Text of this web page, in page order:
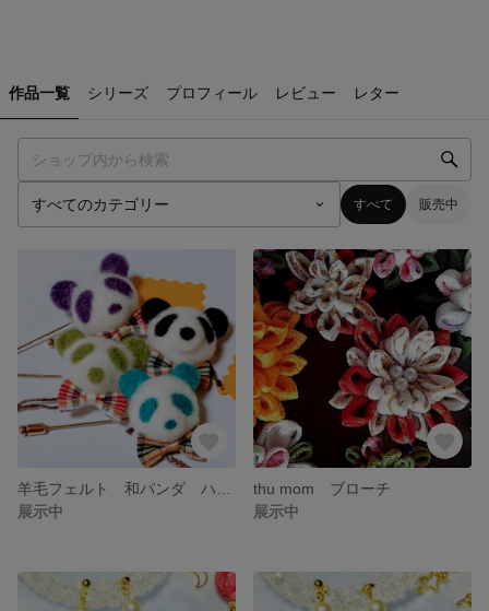
作品一覧 シリーズ プロフィール レビュー レター
すべて 販売中
展示中
thu mom ブローチ
展示中